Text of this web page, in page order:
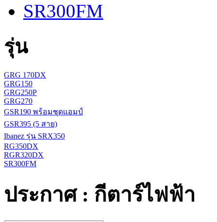
SR300FM
รุ่น
GRG 170DX
GRG150
GRG250P
GRG270
GSR190 พร้อมชุดแอมป์
GSR395 (5 สาย)
Ibanez รุ่น SRX350
RG350DX
RGR320DX
SR300FM
ประกาศ : กีตาร์ไฟฟ้า